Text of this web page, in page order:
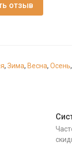
отзыв
, Зима, Весна, Осень,